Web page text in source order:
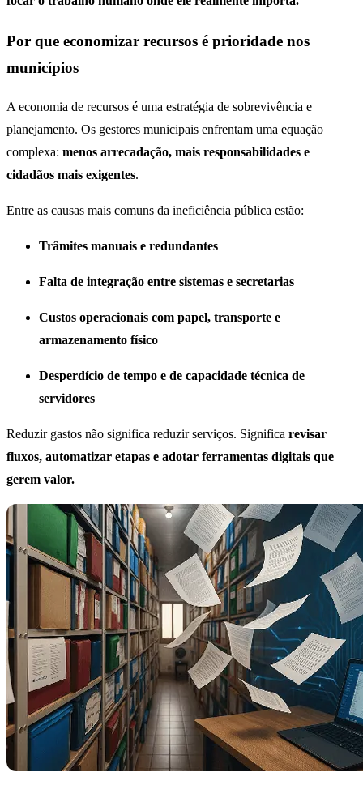
Por que economizar recursos é prioridade nos
municípios
A economia de recursos é uma estratégia de sobrevivência e
planejamento. Os gestores municipais enfrentam uma equação
complexa: menos arrecadação, mais responsabilidades e
cidadãos mais exigentes.
Entre as causas mais comuns da ineficiência pública estão:
Trâmites manuais e redundantes
Falta de integração entre sistemas e secretarias
Custos operacionais com papel, transporte e
armazenamento físico
Desperdício de tempo e de capacidade técnica de
servidores
Reduzir gastos não significa reduzir serviços. Significa revisar
fluxos, automatizar etapas e adotar ferramentas digitais que
gerem valor.